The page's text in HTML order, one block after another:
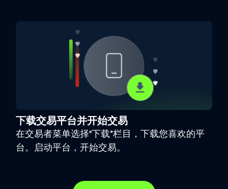
下载交易平台并开始交易
在交易者菜单选择“下载”栏目，下载您喜欢的平
台。启动平台，开始交易。